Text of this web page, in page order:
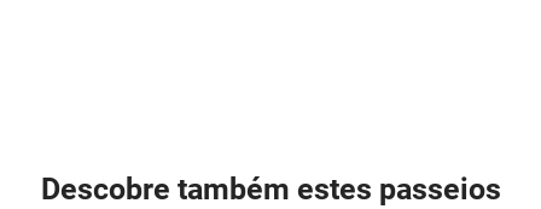
Descobre também estes passeios